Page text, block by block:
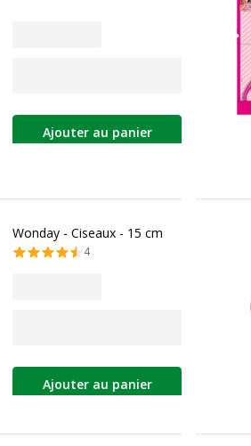
Ajouter au panier
Wonday - Ciseaux - 15 cm
4
Ajouter au panier